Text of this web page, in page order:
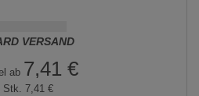
VERSAND
ab 7,41 €
Stk. 7,41 €